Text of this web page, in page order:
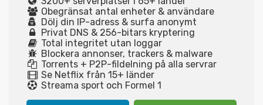
Obegränsat antal enheter & användare
Dölj din IP-adress & surfa anonymt
Privat DNS & 256-bitars kryptering
Total integritet utan loggar
Blockera annonser, trackers & malware
Torrents + P2P-fildelning på alla servrar
Se Netflix från 15+ länder
Streama sport och Formel 1